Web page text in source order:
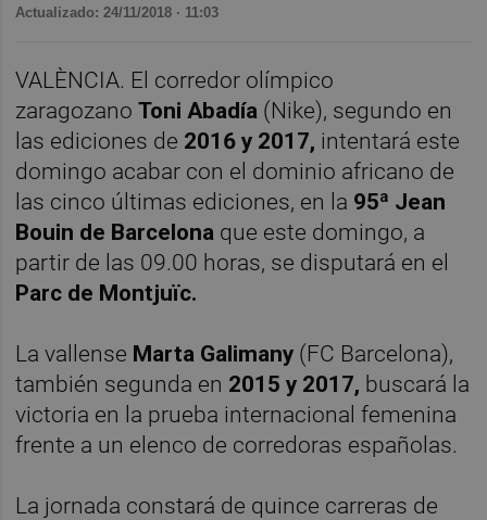
Actualizado: 24/11/2018 · 11:03
VALÈNCIA. El corredor olímpico
zaragozano Toni Abadía (Nike), segundo en
las ediciones de 2016 y 2017, intentará este
domingo acabar con el dominio africano de
las cinco últimas ediciones, en la 95ª Jean
Bouin de Barcelona que este domingo, a
partir de las 09.00 horas, se disputará en el
Parc de Montjuïc.
La vallense Marta Galimany (FC Barcelona),
también segunda en 2015 y 2017, buscará la
victoria en la prueba internacional femenina
frente a un elenco de corredoras españolas.
La jornada constará de quince carreras de